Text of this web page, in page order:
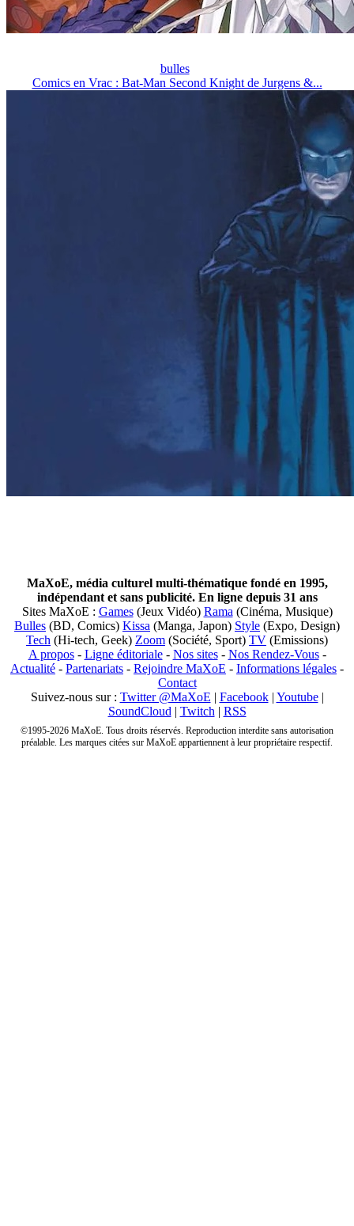
bulles
Comics en Vrac : Bat-Man Second Knight de Jurgens &...
MaXoE, média culturel multi-thématique fondé en 1995,
indépendant et sans publicité. En ligne depuis 31 ans
Sites MaXoE : Games(Jeux Vidéo) Rama (Cinéma, Musique)
Bulles (BD, Comics) Kissa (Manga, Japon) Style (Expo, Design)
Tech (Hi-tech, Geek) Zoom (Société, Sport) TV (Emissions)
A propos- Ligne éditoriale- Nos sites- Nos Rendez-Vous-
Actualité - Partenariats - Rejoindre MaXoE - Informations légales -
Contact
Suivez-nous sur : Twitter @MaXoE | Facebook| Youtube|
SoundCloud | Twitch | RSS
©1995-2026 MaXoE. Tous droits réservés. Reproduction interdite sans autorisation
préalable. Les marques citées sur MaXoE appartiennent à leur propriétaire respectif.